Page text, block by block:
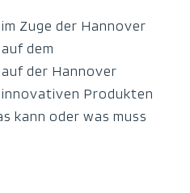
Zuge der Hannover
dem
der Hannover
innovativen Produkten
kann oder was muss